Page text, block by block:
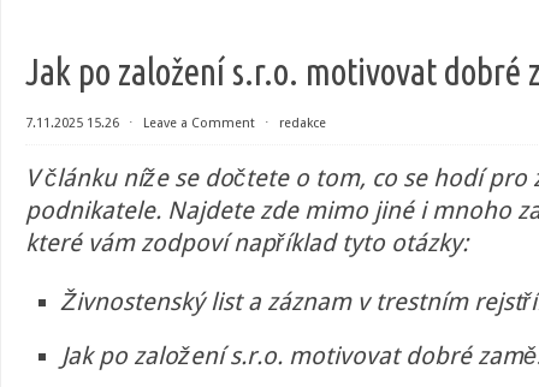
Jak po založení s.r.o. motivovat dobré
7.11.2025 15.26 ⋅ Leave a Comment ⋅ redakce
V článku níže se dočtete o tom, co se hodí pro
podnikatele. Najdete zde mimo jiné i mnoho
které vám zodpoví například tyto otázky:
Živnostenský list a záznam v trestním
Jak po založení s.r.o. motivovat dobré